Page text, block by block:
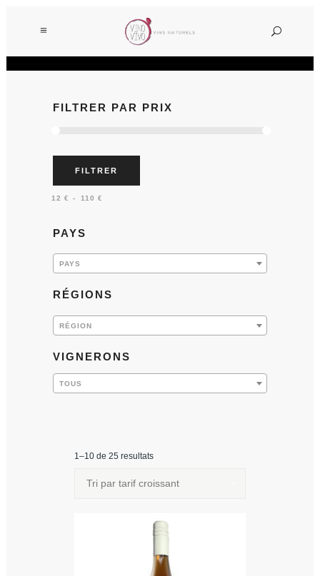
FILTRER PAR PRIX
FILTRER
12 €— 110 €
PAYS
PAYS
RÉGIONS
RÉGION
VIGNERONS
TOUS
1–10 de 25 resultats
Tri par tarif croissant